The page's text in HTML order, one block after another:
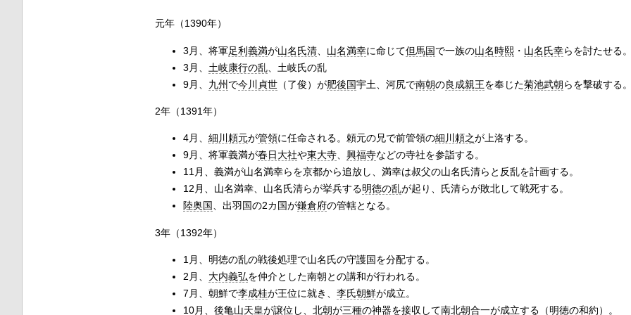
元年（1390年）
3月、将軍足利義満が山名氏清、 山名満幸に命じて但馬国で一族の山名時熙・ 山名氏幸らを討たせる
3月、 土岐康行の乱、土岐氏の乱
9月、 九州 で今川貞世（了俊）が肥後国宇土、河尻で南朝の良成親王を奉じた菊池武朝らを撃破する
2年（1391年）
4月、 細川頼元が管領に任命される。頼元の兄で前管領の細川頼之が上洛する。
9月、将軍義満が春日大社や東大寺、 興福寺などの寺社を参詣する。
11月、義満が山名満幸らを京都から追放し、満幸は叔父の山名氏清らと反乱を計画する。
12月、山名満幸、山名氏清らが挙兵する明徳の乱が起り、氏清らが敗北して戦死する。
陸奥国、出羽国の2カ国が鎌倉府の管轄となる。
3年（1392年）
1月、明徳の乱の戦後処理で山名氏の守護国を分配する。
2月、 大内義弘を仲介とした南朝との講和が行われる。
7月、朝鮮で李成桂が王位に就き、 李氏朝鮮が成立。
10月、 後亀山天皇が譲位し、北朝が三種の神器を接収して南北朝合一が成立する（明徳の和約）。